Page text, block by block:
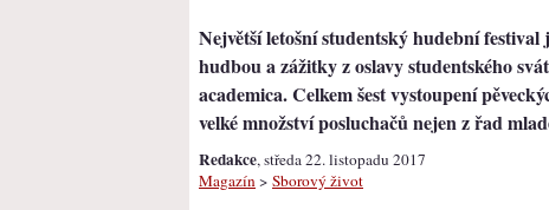
Největší letošní studentský hudební
hudbou a zážitky z oslavy studentského
academica. Celkem šest vystoupení
velké množství posluchačů nejen z řad
Redakce, středa 22. listopadu 2017
Magazín > Sborový život